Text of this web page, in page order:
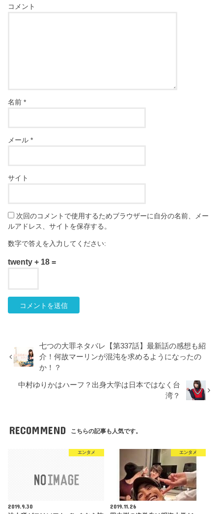
コメント
名前*
メール*
サイト
次回のコメントで使用するためブラウザーに自分の名前、メー
ルアドレス、サイトを保存する。
数字で答えを入力してください:
twenty + 18 =
七つの大罪ネタバレ【第337話】最新話の感想も紹
介！何故マーリンが混沌を求めるようになったの
か！？
中村ゆりかはハーフ？出身大学は日本ではなく台
湾？
RECOMMEND こちらの記事も人気です。
エンタメ
2019.9.30
エンタメ
2019.11.26